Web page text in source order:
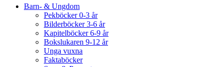
Barn- & Ungdom
Pekböcker 0-3 år
Bilderböcker 3-6 år
Kapitelböcker 6-9 år
Bokslukaren 9-12 år
Unga vuxna
Faktaböcker